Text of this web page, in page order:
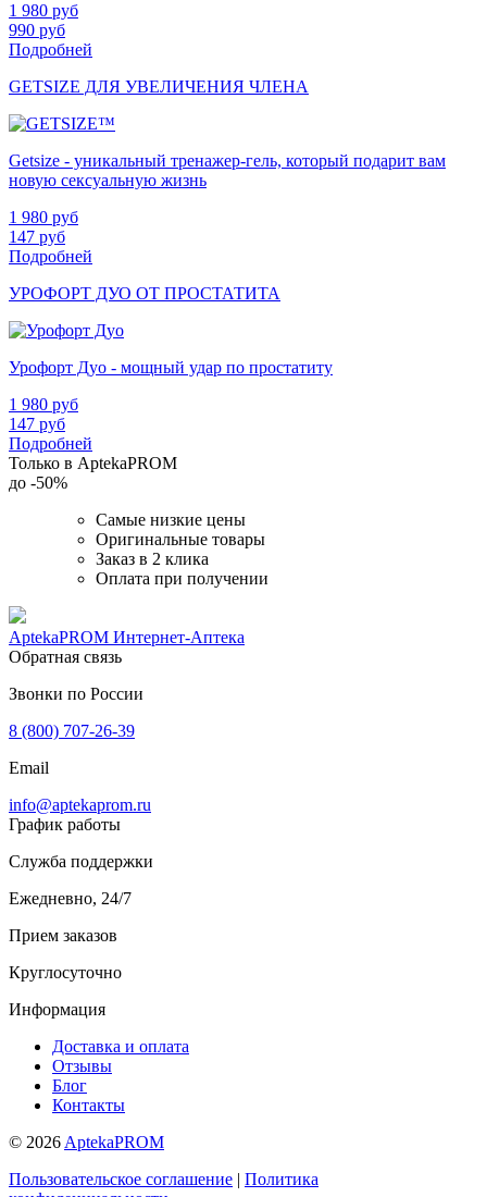
1 980 руб
990 руб
Подробней
GETSIZE ДЛЯ УВЕЛИЧЕНИЯ ЧЛЕНА
Getsize - уникальный тренажер-гель, который подарит вам
новую сексуальную жизнь
1 980 руб
147 руб
Подробней
УРОФОРТ ДУО ОТ ПРОСТАТИТА
Урофорт Дуо - мощный удар по простатиту
1 980 руб
147 руб
Подробней
Только в AptekaPROM
до -50%
Самые низкие цены
Оригинальные товары
Заказ в 2 клика
Оплата при получении
AptekaPROM Интернет-Аптека
Обратная связь
Звонки по России
8 (800) 707-26-39
Email
info@aptekaprom.ru
График работы
Служба поддержки
Ежедневно, 24/7
Прием заказов
Круглосуточно
Информация
Доставка и оплата
Отзывы
Блог
Контакты
© 2026 AptekaPROM
Пользовательское соглашение | Политика